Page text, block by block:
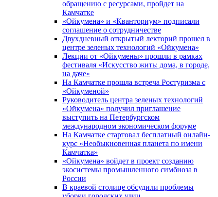
обращению с ресурсами, пройдет на
Камчатке
«Ойкумена» и «Кванториум» подписали
соглашение о сотрудничестве
Двухдневный открытый лекторий прошел в
центре зеленых технологий «Ойкумена»
Лекции от «Ойкумены» прошли в рамках
фестиваля «Искусство жить: дома, в городе,
на даче»
На Камчатке прошла встреча Ростуризма с
«Ойкуменой»
Руководитель центра зеленых технологий
«Ойкумена» получил приглашение
выступить на Петербургском
международном экономическом форуме
На Камчатке стартовал бесплатный онлайн-
курс «Необыкновенная планета по имени
Камчатка»
«Ойкумена» войдет в проект созданию
экосистемы промышленного симбиоза в
России
В краевой столице обсудили проблемы